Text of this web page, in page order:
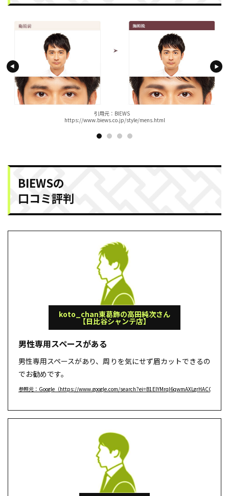
引⽤元：BIEWS
https://www.biews.co.jp/style/mens.html
BIEWSの
口コミ評判
koto_chan東葛飾の高田純次さん
【日比谷シャンテ店】
男性専用スペースがある
男性専用スペースがあり、周りを気にせず眉カットできるの
でお勧めです。
参照元：Google（https://www.google.com/